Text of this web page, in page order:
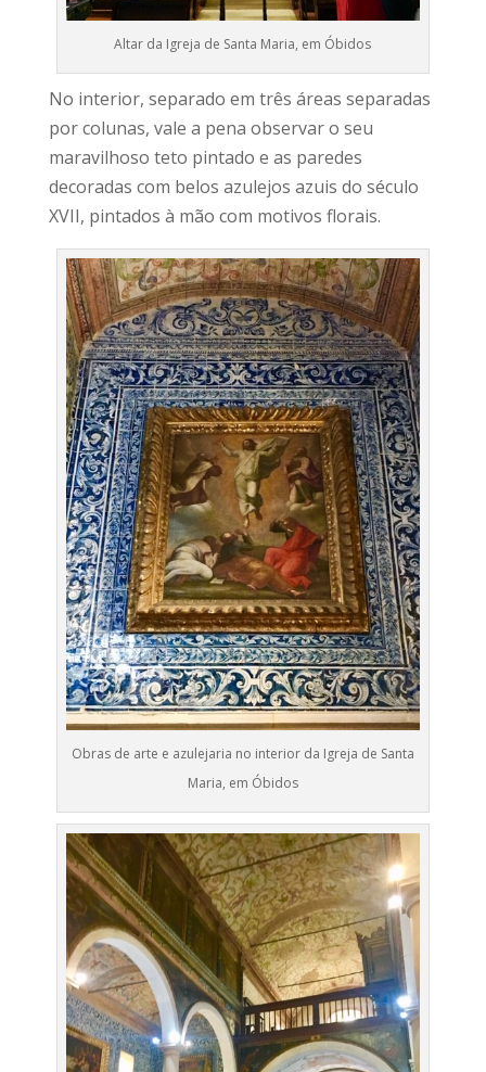
Altar da Igreja de Santa Maria, em Óbidos
No interior, separado em três áreas separadas
por colunas, vale a pena observar o seu
maravilhoso teto pintado e as paredes
decoradas com belos azulejos azuis do século
XVII, pintados à mão com motivos florais.
Obras de arte e azulejaria no interior da Igreja de Santa
Maria, em Óbidos